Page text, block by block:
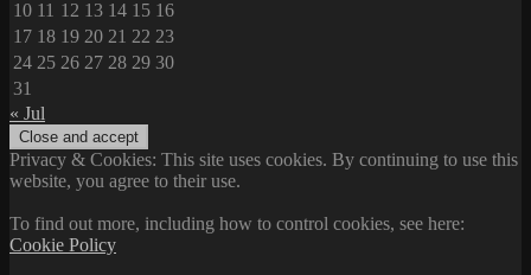
10 11 12 13 14 15 16
17 18 19 20 21 22 23
24 25 26 27 28 29 30
31
« Jul
Privacy & Cookies: This site uses cookies. By continuing to use this
website, you agree to their use.
To find out more, including how to control cookies, see here:
Cookie Policy